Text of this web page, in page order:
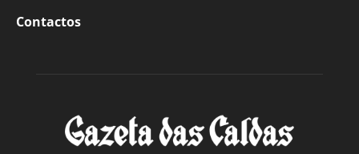
Contactos